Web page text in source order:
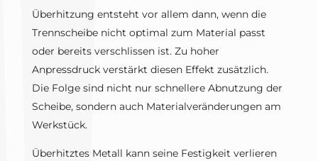
Überhitzung entsteht vor allem dann, wenn die
Trennscheibe nicht optimal zum Material passt
oder bereits verschlissen ist. Zu hoher
Anpressdruck verstärkt diesen Effekt zusätzlich.
Die Folge sind nicht nur schnellere Abnutzung der
Scheibe, sondern auch Materialveränderungen am
Werkstück.
Überhitztes Metall kann seine Festigkeit verlieren